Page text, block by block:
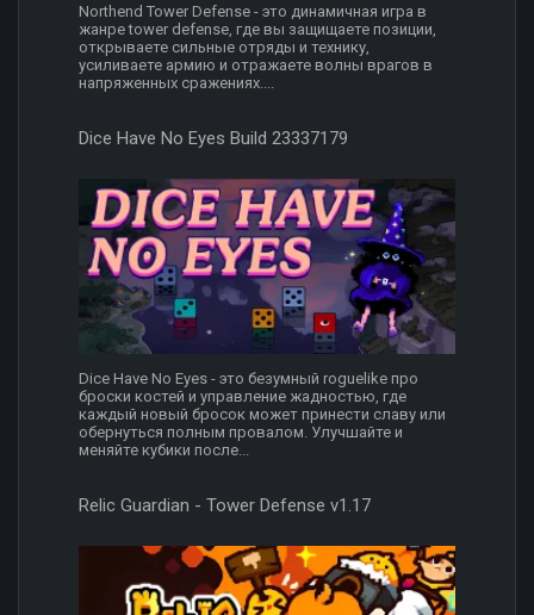
Northend Tower Defense - это динамичная игра в
жанре tower defense, где вы защищаете позиции,
открываете сильные отряды и технику,
усиливаете армию и отражаете волны врагов в
напряженных сражениях....
Dice Have No Eyes Build 23337179
Dice Have No Eyes - это безумный roguelike про
броски костей и управление жадностью, где
каждый новый бросок может принести славу или
обернуться полным провалом. Улучшайте и
меняйте кубики после...
Relic Guardian - Tower Defense v1.17